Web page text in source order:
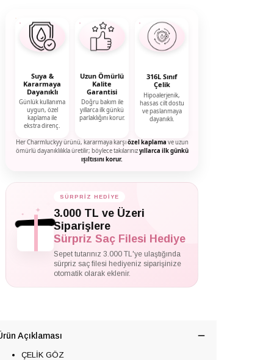
Suya &
Kararmaya
Dayanıklı
Günlük kullanıma
uygun, özel
kaplama ile
ekstra direnç.
Uzun Ömürlü
Kalite
Garantisi
Doğru bakım ile
yıllarca ilk günkü
parlaklığını korur.
316L Sınıf
Çelik
Hipoalerjenik,
hassas cilt dostu
ve paslanmaya
dayanıklı.
Her Charmluckyy ürünü, kararmaya karşıözel kaplama ve uzun
ömürlü dayanıklılıkla üretilir; böylece takılarınızyıllarca ilk günkü
ışıltısını korur.
SÜRPRİZ HEDİYE
3.000 TL ve Üzeri
Siparişlere
Sürpriz Saç Filesi Hediye
Sepet tutarınız 3.000 TL'ye ulaştığında
sürpriz saç filesi hediyeniz siparişinize
otomatik olarak eklenir.
Açıklaması
ÇELİK GÖZ